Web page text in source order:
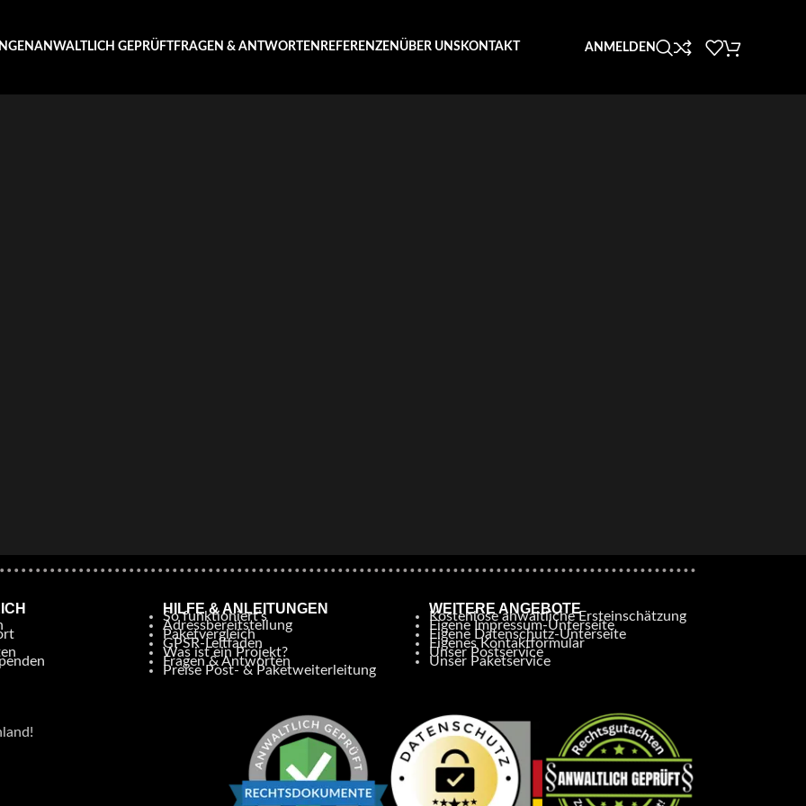
ANWALTLICH GEPRÜFT FRAGEN & ANTWORTEN REFERENZEN ÜBER UNS KONTAKT ANMELDEN
HILFE & ANLEITUNGEN
So funktioniert’s
Adressbereitstellung
Paketvergleich
GPSR-Leitfaden
Was ist ein Projekt?
Fragen & Antworten
Preise Post- & Paketweiterleitung
WEITERE ANGEBOTE
Kostenlose anwaltliche Ersteinschätzung
Eigene Impressum-Unterseite
Eigene Datenschutz-Unterseite
Eigenes Kontaktformular
Unser Postservice
Unser Paketservice